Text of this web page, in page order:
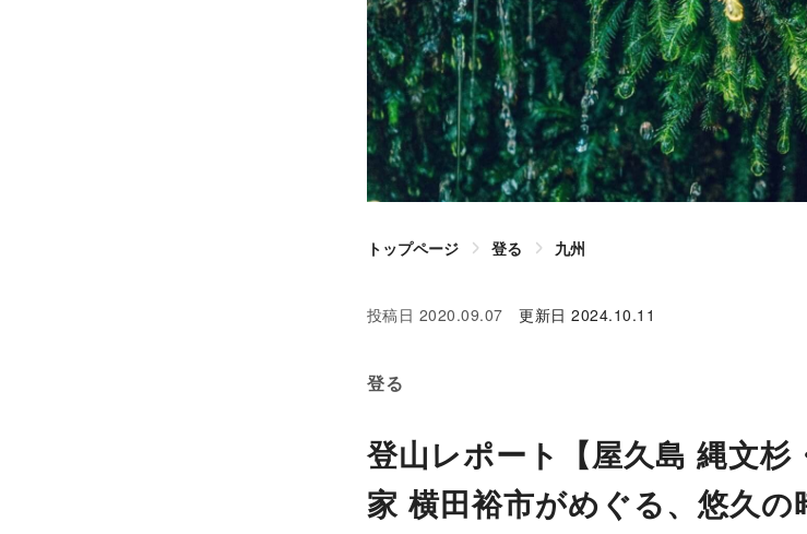
トップページ 登る 九州
投稿日 2020.09.07 更新日 2024.10.11
登る
登山レポート【屋久島 縄文杉
家 横田裕市がめぐる、悠久